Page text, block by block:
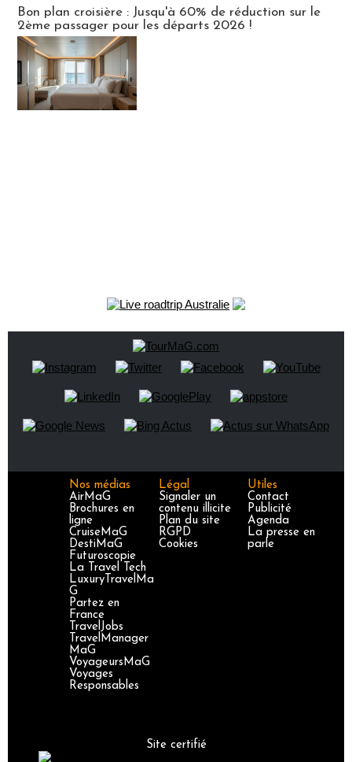
Bon plan croisière : Jusqu'à 60% de réduction sur le
2ème passager pour les départs 2026 !
Nos médias
AirMaG
Brochures en
ligne
CruiseMaG
DestiMaG
Futuroscopie
La Travel Tech
LuxuryTravelMa
G
Partez en
France
TravelJobs
TravelManager
MaG
VoyageursMaG
Voyages
Responsables
Légal
Signaler un
contenu illicite
Plan du site
RGPD
Cookies
Utiles
Contact
Publicité
Agenda
La presse en
parle
Site certifié